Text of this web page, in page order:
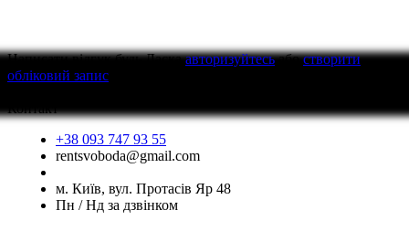
Написати відгукбудь Ласкаавторизуйтесьабостворити
обліковий запис
Контакт
+38 093 747 93 55
rentsvoboda@gmail.com
м. Київ, вул. Протасів Яр 48
Пн / Нд за дзвінком